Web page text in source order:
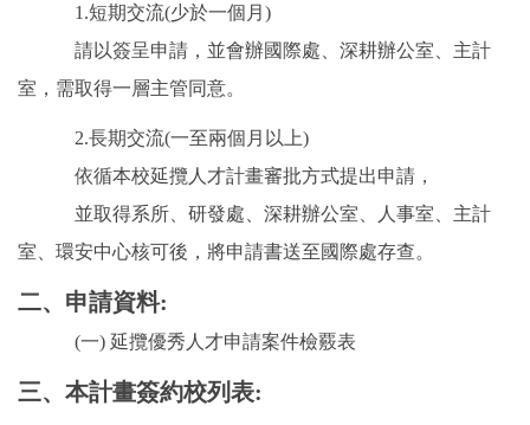
1.短期交流(少於一個月)
請以簽呈申請，並會辦國際處、深耕辦公室、主計
室，需取得一層主管同意。
2.長期交流(一至兩個月以上)
依循本校延攬人才計畫審批方式提出申請，
並取得系所、研發處、深耕辦公室、人事室、主計
室、環安中心核可後，將申請書送至國際處存查。
二、申請資料:
(一) 延攬優秀人才申請案件檢覈表
三、本計畫簽約校列表: